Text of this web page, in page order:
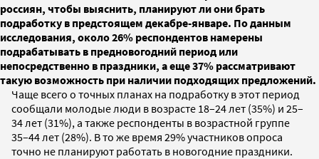
россиян, чтобы выяснить, планируют ли они брать
подработку в предстоящем декабре-январе. По данным
исследования, около 26% респондентов намерены
подрабатывать в предновогодний период или
непосредственно в праздники, а еще 37% рассматривают
такую возможность при наличии подходящих предложений.
Чаще всего о точных планах на подработку в этот период
сообщали молодые люди в возрасте 18–24 лет (35%) и 25–
34 лет (31%), а также респонденты в возрастной группе
35–44 лет (28%). В то же время 29% участников опроса
точно не планируют работать в новогодние праздники.